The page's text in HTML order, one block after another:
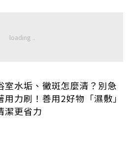
室水垢、黴斑怎麼清？別急
用力刷！善用2好物「濕敷」
潔更省力